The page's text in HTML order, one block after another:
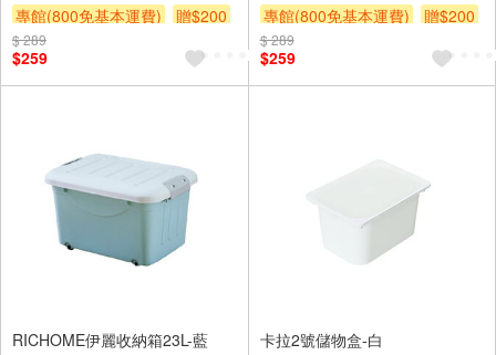
專館(800免基本運費)
贈$200
$ 289
$259
專館(800免基本運費)
贈$200
$ 289
$259
RICHOME伊麗收納箱23L-藍
卡拉2號儲物盒-白